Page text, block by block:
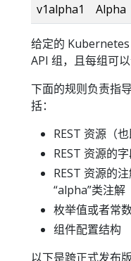
v1alpha1
Alpha
给定的
API 组，且每组可
下面的规则负责指
括：
REST 资源（也
REST 资源的
REST 资源的
“alpha”类注解
枚举值或者常
组件配置结构
以下是跨正式发布